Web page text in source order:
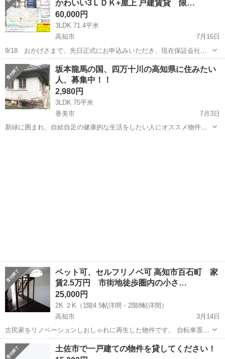
地面積 ９７...
かわいい3ＬＤＫ+屋上 戸建賃貸 限…
60,000円
3LDK 71.4平米
高知市
7月16日
9/18 おかげさまで、先日正式にお申込みいただき、現在保証会社の
審査待ちとなりました。ご検討いただきました皆さま方に感謝いたし
ます。 また、空室情報が出ましたら、投稿させていただきますのでど
うぞよろしくお願いいたしま...
高知 高知市 一戸建て
坂本龍馬の国、四万十川の高知県に住みたい
人、募集中！！
2,980円
3LDK 75平米
香美市
7月3日
新緑に囲まれ、自給自足の健康的な生活をしたい人にオススメ物件。
ペット可、セルフリノベ可 高知市百石町 家
賃2.5万円 市街地徒歩圏内の小さ…
25,000円
2K ２K（1階4.5帖洋間・2階8帖洋間）
高知市
3月14日
古民家をリノベーションしおしゃれに再生した物件です。 自転車置き
場あり街までのアクセスも近く便利です。 長期滞在予定の方、ペット
可能。 また、セルフリノベしたい方も大丈夫です。 種別 戸建 所在地
高知 一戸建て セルフリノベ
土佐市で一戸建ての物件を貸してください！